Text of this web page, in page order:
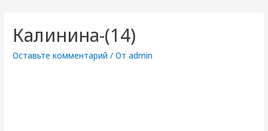
Калинина-(14)
Оставьте комментарий / От admin